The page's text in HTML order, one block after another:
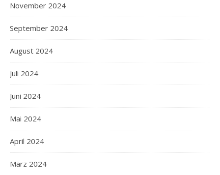
November 2024
September 2024
August 2024
Juli 2024
Juni 2024
Mai 2024
April 2024
März 2024